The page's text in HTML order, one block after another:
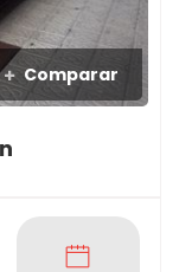
Comparar